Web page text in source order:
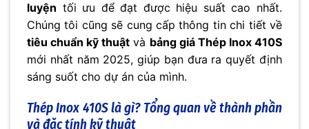
luyện tối ưu để đạt được hiệu suất cao nhất.
Chúng tôi cũng sẽ cung cấp thông tin chi tiết về
tiêu chuẩn kỹ thuật và bảng giá Thép Inox 410S
mới nhất năm 2025, giúp bạn đưa ra quyết định
sáng suốt cho dự án của mình.
Thép Inox 410S là gì? Tổng quan về thành phần
và đặc tính kỹ thuật